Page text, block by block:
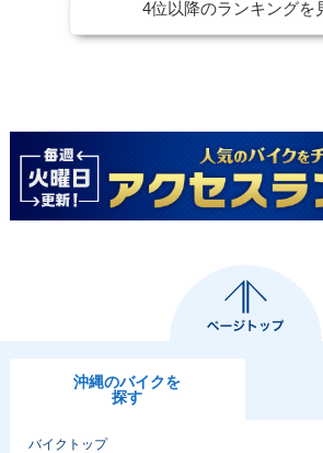
4位以降のランキングを
沖縄のバイクを
探す
バイクトップ